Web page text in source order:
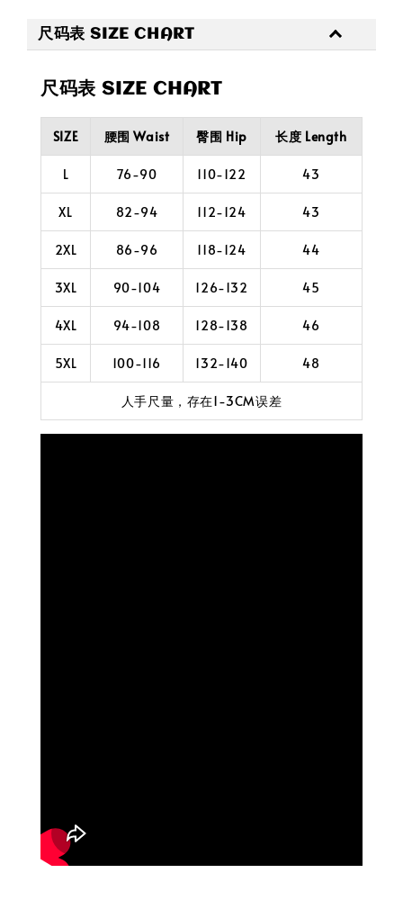
尺码表 SIZE CHART
尺码表 SIZE CHART
SIZE 腰围 Waist 臀围 Hip 长度 Length
L 76-90 110-122 43
XL 82-94 112-124 43
2XL 86-96 118-124 44
3XL 90-104 126-132 45
4XL 94-108 128-138 46
5XL 100-116 132-140 48
人手尺量，存在1-3CM误差